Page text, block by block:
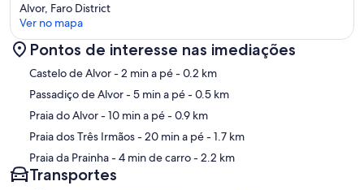
Mapa
Alvor, Faro District
Ver no mapa
Pontos de interesse nas imediações
Castelo de Alvor- 2 min a pé- 0.2 km
Passadiço de Alvor- 5 min a pé- 0.5 km
Praia do Alvor- 10 min a pé- 0.9 km
Praia dos Três Irmãos- 20 min a pé- 1.7 km
Praia da Prainha- 4 min de carro- 2.2 km
Transportes